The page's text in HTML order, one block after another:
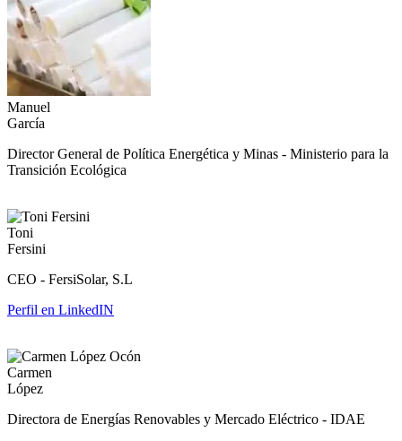
Manuel
García
Director General de Política Energética y Minas - Ministerio para la
Transición Ecológica
Toni
Fersini
CEO - FersiSolar, S.L
Perfil en LinkedIN
Carmen
López
Directora de Energías Renovables y Mercado Eléctrico - IDAE